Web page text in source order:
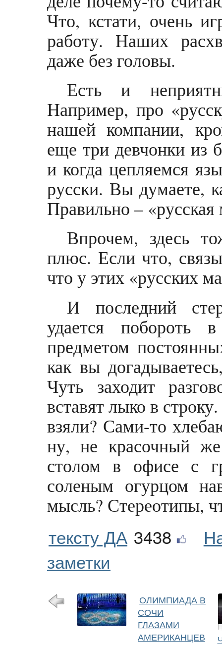
Что, кстати, очень
работу. Наших
даже без головы.
Есть и
Например, про
нашей компании,
еще три девчонки
и когда цепляемся
русски. Вы думаете,
Правильно –
Впрочем, здесь
плюс. Если что,
что у этих «русских
И последний
удается побороть
предметом
как вы
Чуть заходит
вставят лыко в
взяли? Сами-то
ну, не красочный
столом в офисе с
соленым огурцом
мысль? Стереотипы,
тексту ДА 3438
заметки
ОЛИМПИАДА В
СОЧИ
ГЛАЗАМИ
АМЕРИКАНЦЕВ